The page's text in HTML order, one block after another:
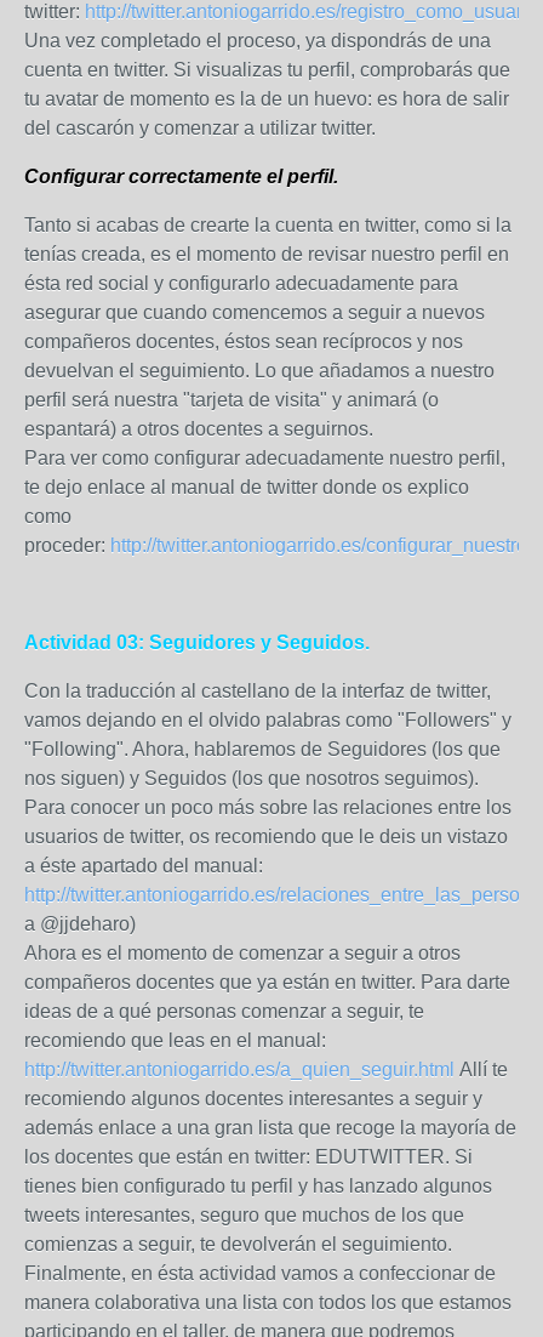
twitter: http://twitter.antoniogarrido.es/
Una vez completado el proceso, ya dispondrás de una
cuenta en twitter. Si visualizas tu perfil, comprobarás que
tu avatar de momento es la de un huevo: es hora de salir
del cascarón y comenzar a utilizar twitter.
Configurar correctamente el perfil.
Tanto si acabas de crearte la cuenta en twitter, como si la
tenías creada, es el momento de revisar nuestro perfil en
ésta red social y configurarlo adecuadamente para
asegurar que cuando comencemos a seguir a nuevos
compañeros docentes, éstos sean recíprocos y nos
devuelvan el seguimiento. Lo que añadamos a nuestro
perfil será nuestra "tarjeta de visita" y animará (o
espantará) a otros docentes a seguirnos.
Para ver como configurar adecuadamente nuestro perfil,
te dejo enlace al manual de twitter donde os explico
como
proceder: http://twitter.antoniogarrido.es/
Actividad 03: Seguidores y Seguidos.
Con la traducción al castellano de la interfaz de twitter,
vamos dejando en el olvido palabras como "Followers" y
"Following". Ahora, hablaremos de Seguidores (los que
nos siguen) y Seguidos (los que nosotros seguimos).
Para conocer un poco más sobre las relaciones entre los
usuarios de twitter, os recomiendo que le deis un vistazo
a éste apartado del manual:
http://twitter.antoniogarrido.es/
a @jjdeharo)
Ahora es el momento de comenzar a seguir a otros
compañeros docentes que ya están en twitter. Para darte
ideas de a qué personas comenzar a seguir, te
recomiendo que leas en el manual:
http://twitter.antoniogarrido.es/a_quien_seguir.html Allí te
recomiendo algunos docentes interesantes a seguir y
además enlace a una gran lista que recoge la mayoría de
los docentes que están en twitter: EDUTWITTER. Si
tienes bien configurado tu perfil y has lanzado algunos
tweets interesantes, seguro que muchos de los que
comienzas a seguir, te devolverán el seguimiento.
Finalmente, en ésta actividad vamos a confeccionar de
manera colaborativa una lista con todos los que estamos
participando en el taller, de manera que podremos